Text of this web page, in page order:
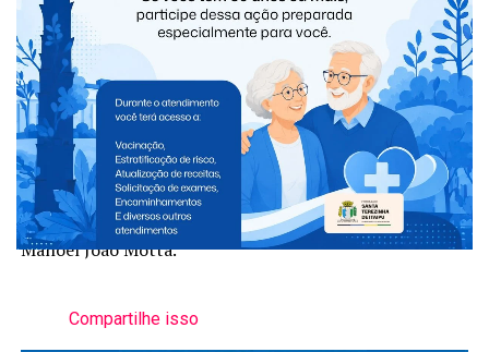
“Essa convocação é motivo de muito orgulho para São
Miguel do Iguaçu. Ver um atleta do município na
seletiva da Seleção Brasileira e um técnico integrando os
trabalhos da comissão técnica nacional confirma que o
trabalho desenvolvido pela Secretaria de Cultura e
Esporte vem abrindo oportunidades e levando o nome
do nosso município cada vez mais longe. Parabenizamos
o Roberto e o Osmar e desejamos muito sucesso nesta
importante etapa”, afirmou o prefeito Boaventura
Manoel João Motta.
Compartilhe isso